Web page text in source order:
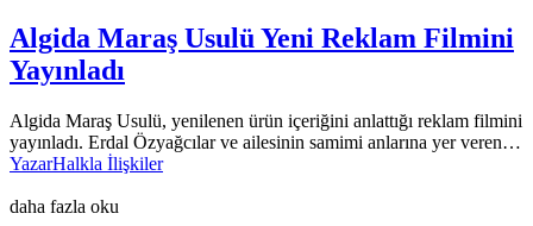
Algida Maraş Usulü Yeni Reklam Filmini
Yayınladı
Algida Maraş Usulü, yenilenen ürün içeriğini anlattığı reklam filmini
yayınladı. Erdal Özyağcılar ve ailesinin samimi anlarına yer veren…
YazarHalkla İlişkiler
daha fazla oku